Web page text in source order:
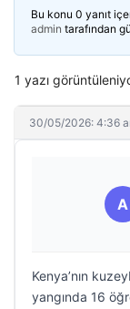
Bu konu 0 yanıt
admin tarafından
1 yazı
30/05/2026: 4:36
A
Kenya’nın
yangında 16